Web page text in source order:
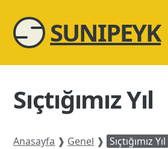
SUNIPEYK
Sıçtığımız Yıl
Anasayfa ❱ Genel ❱ Sıçtığımız Yıl